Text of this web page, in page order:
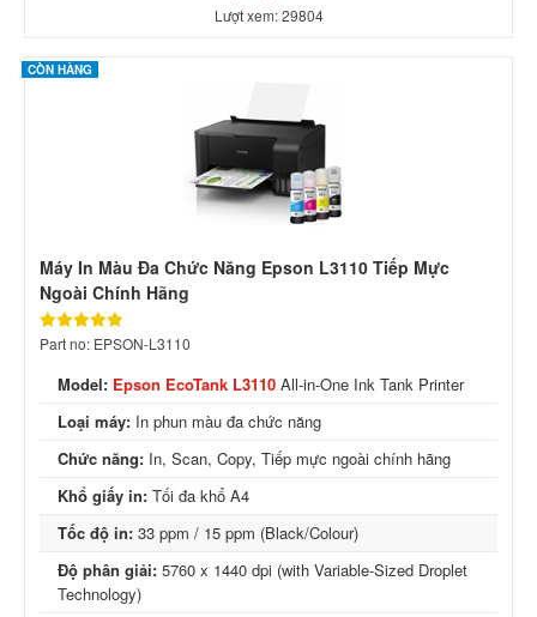
Lượt xem: 29804
CÒN HÀNG
Máy In Màu Đa Chức Năng Epson L3110 Tiếp Mực
Ngoài Chính Hãng
Part no: EPSON-L3110
Model: Epson EcoTank L3110 All-in-One Ink Tank Printer
Loại máy: In phun màu đa chức năng
Chức năng: In, Scan, Copy, Tiếp mực ngoài chính hãng
Khổ giấy in: Tối đa khổ A4
Tốc độ in: 33 ppm / 15 ppm (Black/Colour)
Độ phân giải: 5760 x 1440 dpi (with Variable-Sized Droplet
Technology)